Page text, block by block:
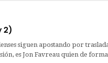
2)
siguen apostando por
es Jon Favreau quien de forma